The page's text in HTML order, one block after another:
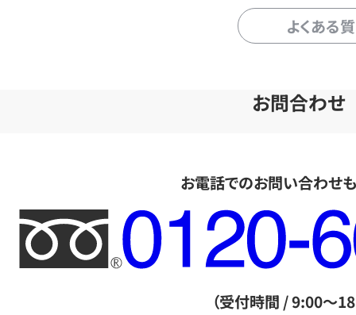
よくある
お問合わせ
お電話でのお問い合わせ
フ
リ
ー
（受付時間 / 9:00～